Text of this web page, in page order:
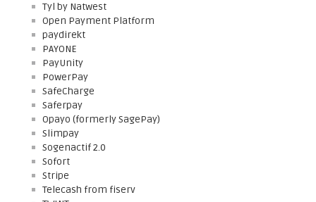
Tyl by Natwest
Open Payment Platform
paydirekt
PAYONE
PayUnity
PowerPay
SafeCharge
Saferpay
Opayo (formerly SagePay)
Slimpay
Sogenactif 2.0
Sofort
Stripe
Telecash from fiserv